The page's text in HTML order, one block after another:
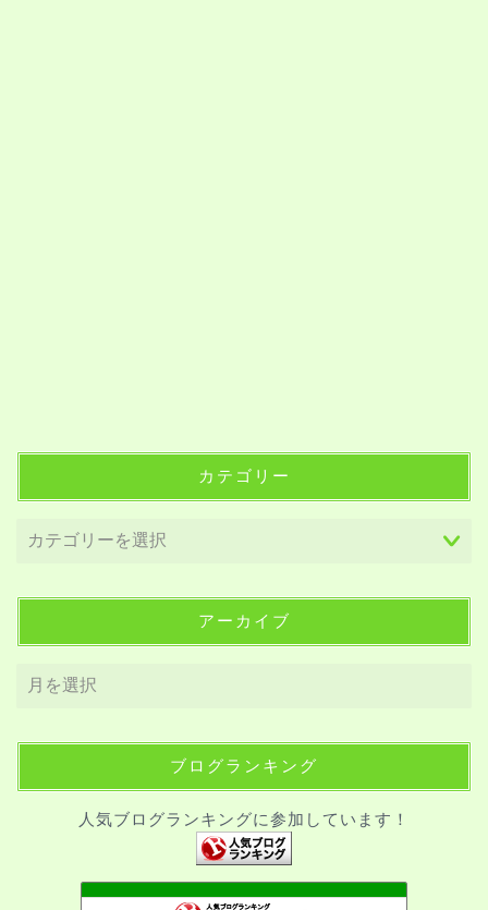
カテゴリー
アーカイブ
ブログランキング
人気ブログランキングに参加しています！